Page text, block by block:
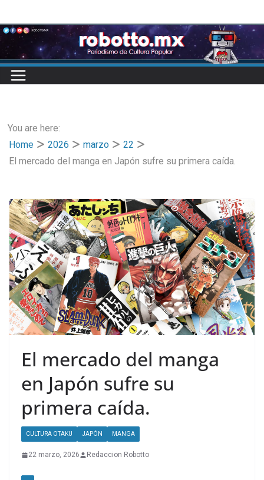
to
content
You are here:
Home
2026 marzo
22
El mercado del manga en Japón sufre su primera caída.
El mercado del manga
en Japón sufre su
primera caída.
CULTURA OTAKU JAPÓN MANGA
22 marzo, 2026 Redaccion Robotto